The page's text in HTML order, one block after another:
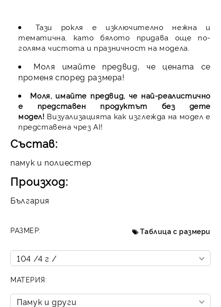
Тази рокля е изключително нежна и
тематична, като бялото придава още по-
голяма чистота и празничност на модела.
Моля имайте предвид, че цената се
променя според размера!
Моля, имайте предвид, че най-реалистично
е представен продуктът без дете
модел! Визуализацията как изглежда на модел е
представена чрез AI!
Състав:
памук и полиестер
Произход:
България
РАЗМЕР: Таблица с размери
МАТЕРИЯ: